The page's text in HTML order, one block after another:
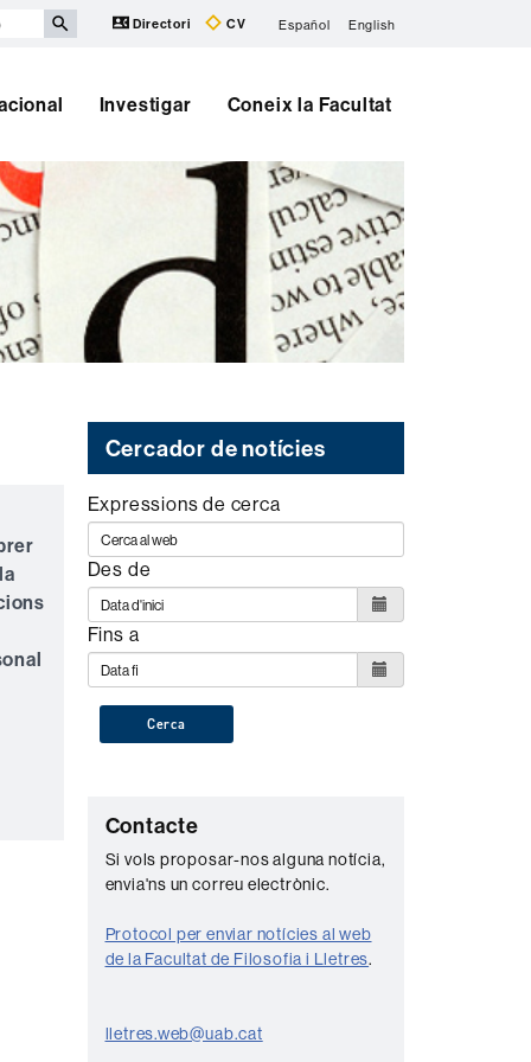
Directori CV Español English
Investigar Coneix la Facultat
Cercador de notícies
Expressions de cerca
Des de
Fins a
Cerca
C
o
n
t
a
t
Contacte
Si vols proposar-nos alguna notícia,
envia'ns un correu electrònic.
Protocol per enviar notícies al web
de la Facultat de Filosofia i Lletres.
lletres.web@uab.cat